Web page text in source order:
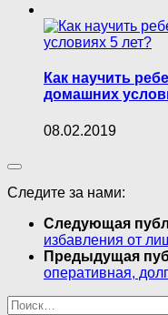
Как научить
домашних
08.02.2019
Следите за нами:
Следующая
избавления от
Предыдущая
оперативная,
Найти: